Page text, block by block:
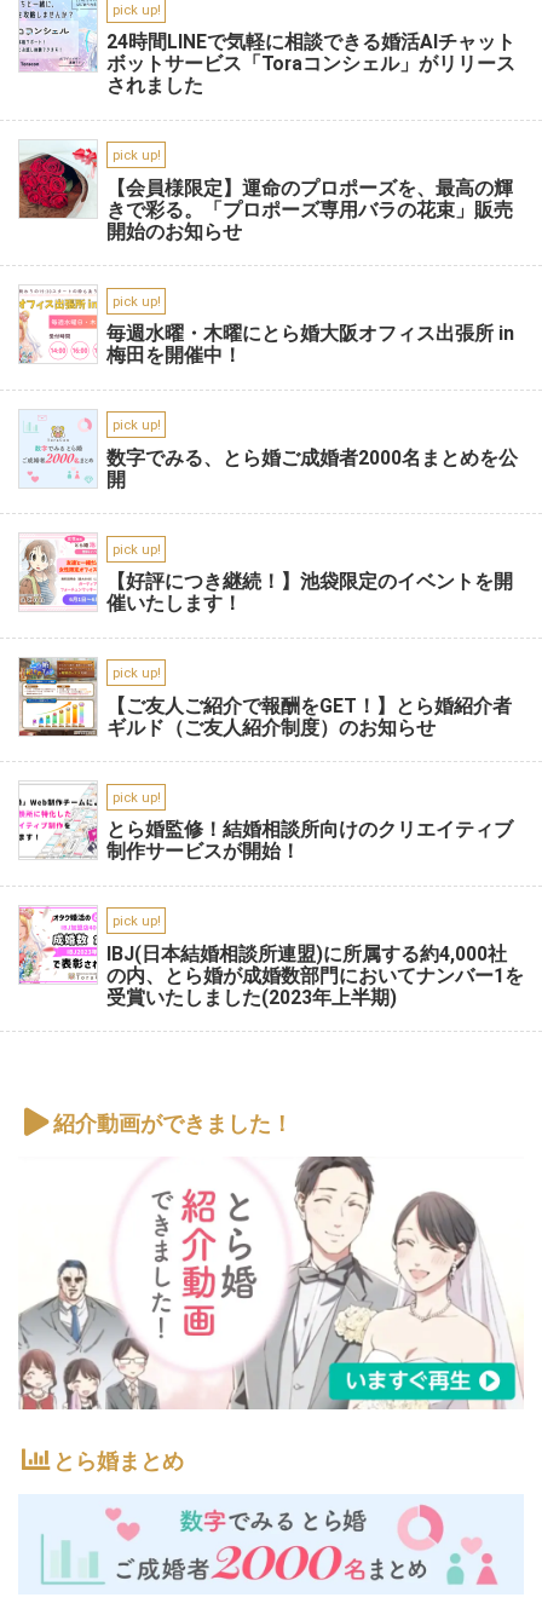
pick up!
24時間LINEで気軽に相談できる婚活AIチャット
ボットサービス「Toraコンシェル」がリリース
されました
pick up!
【会員様限定】運命のプロポーズを、最高の輝
きで彩る。「プロポーズ専用バラの花束」販売
開始のお知らせ
pick up!
毎週水曜・木曜にとら婚大阪オフィス出張所 in
梅田を開催中！
pick up!
数字でみる、とら婚ご成婚者2000名まとめを公
開
pick up!
【好評につき継続！】池袋限定のイベントを開
催いたします！
pick up!
【ご友人ご紹介で報酬をGET！】とら婚紹介者
ギルド（ご友人紹介制度）のお知らせ
pick up!
とら婚監修！結婚相談所向けのクリエイティブ
制作サービスが開始！
pick up!
IBJ(日本結婚相談所連盟)に所属する約4,000社
の内、とら婚が成婚数部門においてナンバー1を
受賞いたしました(2023年上半期)
紹介動画ができました！
とら婚まとめ